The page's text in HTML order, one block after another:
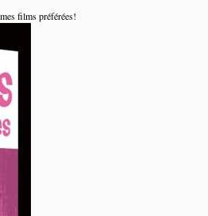
films préférées!